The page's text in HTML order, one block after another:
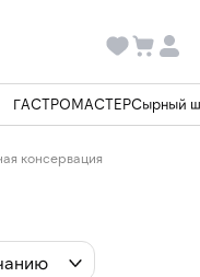
ГАСТРОМАСТЕРСырный
консервация